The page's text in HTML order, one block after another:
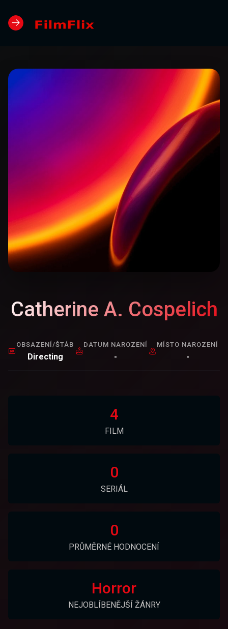
Catherine A. Cospelich
OBSAZENÍ/ŠTÁB
Directing
DATUM NAROZENÍ
-
MÍSTO NAROZENÍ
-
4
FILM
0
SERIÁL
0
PRŮMĚRNÉ HODNOCENÍ
Horror
NEJOBLÍBENĚJŠÍ ŽÁNRY